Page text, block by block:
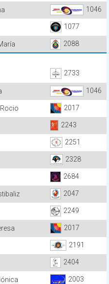
1046
1077
2088
2733
1046
2017
2243
2251
2328
2684
2047
2249
2017
2191
2404
2003